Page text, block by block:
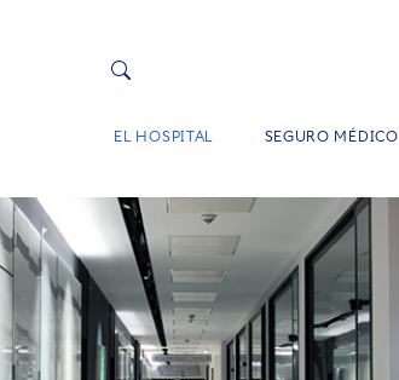
EL HOSPITAL SEGURO MÉDICO